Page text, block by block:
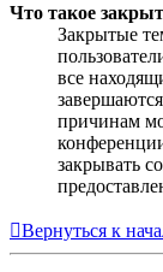
Что такое
Закрытые
все
причинам
закрывать
Вернуться к